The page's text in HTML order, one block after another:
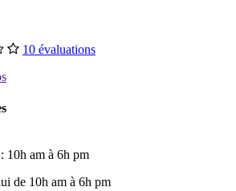
10 évaluations
10h am à 6h pm
de 10h am à 6h pm